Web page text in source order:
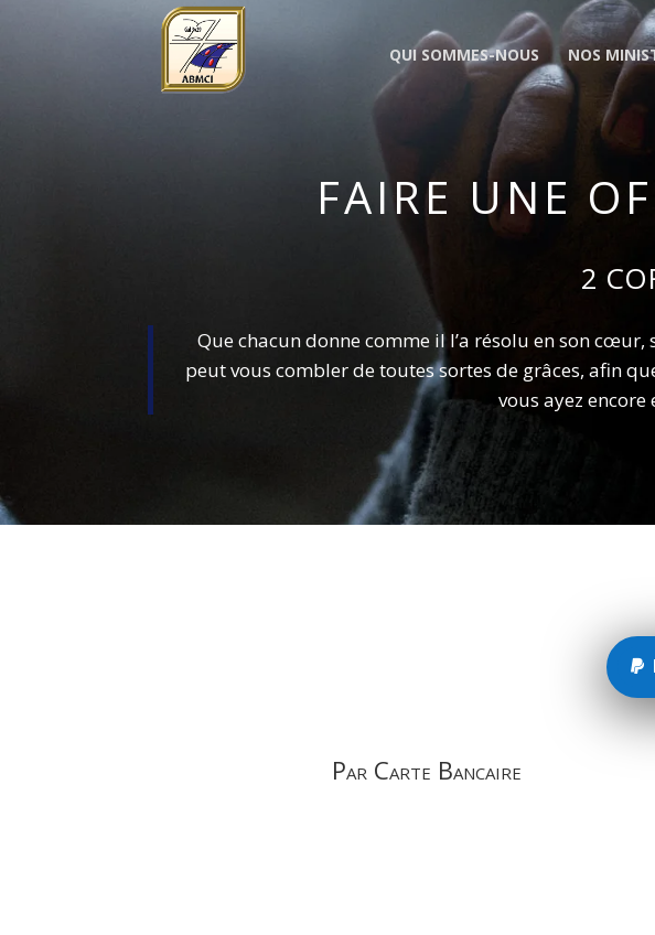
QUI SOMMES-NOUS NOS
FAIRE UNE
2
Que chacun donne comme il l’a résolu en son
peut vous combler de toutes sortes de grâces, afin
vous ayez
Par Carte Bancaire